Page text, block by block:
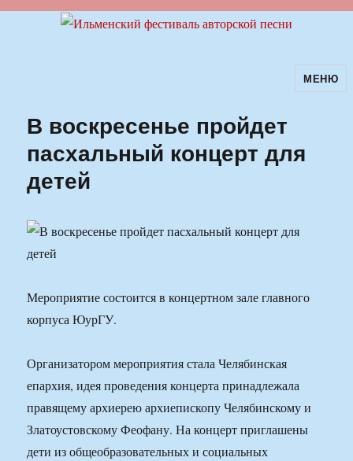
Ильменский фестиваль авторскойМЕНЮ
В воскресенье пройдет
пасхальный концерт для
детей
Мероприятие состоится в концертном зале главного
корпуса ЮурГУ.
Организатором мероприятия стала Челябинская
епархия, идея проведения концерта принадлежала
правящему архиерею архиепископу Челябинскому и
Златоустовскому Феофану. На концерт приглашены
дети из общеобразовательных и социальных